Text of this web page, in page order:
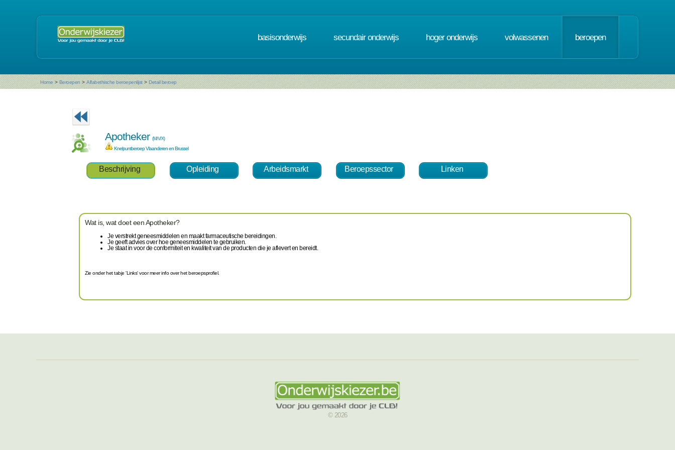
basisonderwijs secundair onderwijs hoger onderwijs volwassenen beroepen
Home > Beroepen > Alfabethische beroepenlijst > Detail beroep
Apotheker (M/V/X)
Knelpuntberoep Vlaanderen en Brussel
Beschrijving Opleiding Arbeidsmarkt Beroepssector Linken
Wat is, wat doet een Apotheker?
Je verstrekt geneesmiddelen en maakt farmaceutische bereidingen.
Je geeft advies over hoe geneesmiddelen te gebruiken.
Je staat in voor de conformiteit en kwaliteit van de producten die je aflevert en bereidt.
Zie onder het tabje 'Links' voor meer info over het beroepsprofiel.
© 2026